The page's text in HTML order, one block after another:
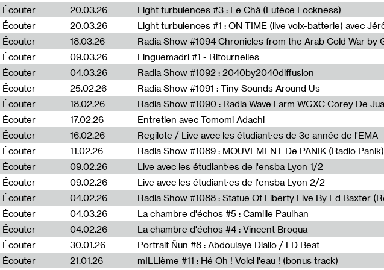
Écouter
20.03.26 Light turbulences #3 : Le Châ (Lutèce Lockness)
Écouter
20.03.26
Écouter
18.03.26
Écouter
09.03.26 Linguemadri #1 - Ritournelles
Écouter
04.03.26 Radia Show #1092 : 2040by2040diffusion
Écouter
25.02.26 Radia Show #1091 : Tiny Sounds Around Us
Écouter
18.02.26
Écouter
17.02.26 Entretien avec Tomomi Adachi
Écouter
16.02.26 Regilote / Live avec les étudiant·es de 3e année de l'EMA
Écouter
11.02.26 Radia Show #1089 : MOUVEMENT De PANIK (Radio Panik)
Écouter
09.02.26 Live avec les étudiant·es de l'ensba Lyon 1/2
Écouter
09.02.26 Live avec les étudiant·es de l'ensba Lyon 2/2
Écouter
04.02.26
Écouter
04.03.26 La chambre d'échos #5 : Camille Paulhan
Écouter
04.02.26 La chambre d'échos #4 : Vincent Broqua
Écouter
30.01.26 Portrait Ñun #8 : Abdoulaye Diallo / LD Beat
Écouter
21.01.26 mILLième #11 : Hé Oh ! Voici l'eau ! (bonus track)